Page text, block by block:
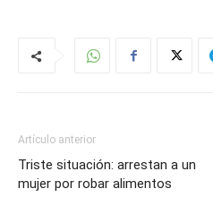
Artículo anterior
Triste situación: arrestan a un
mujer por robar alimentos